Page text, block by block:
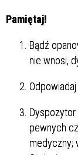
Pamiętaj!
Bądź
nie wnosi,
pewnych
medyczny;